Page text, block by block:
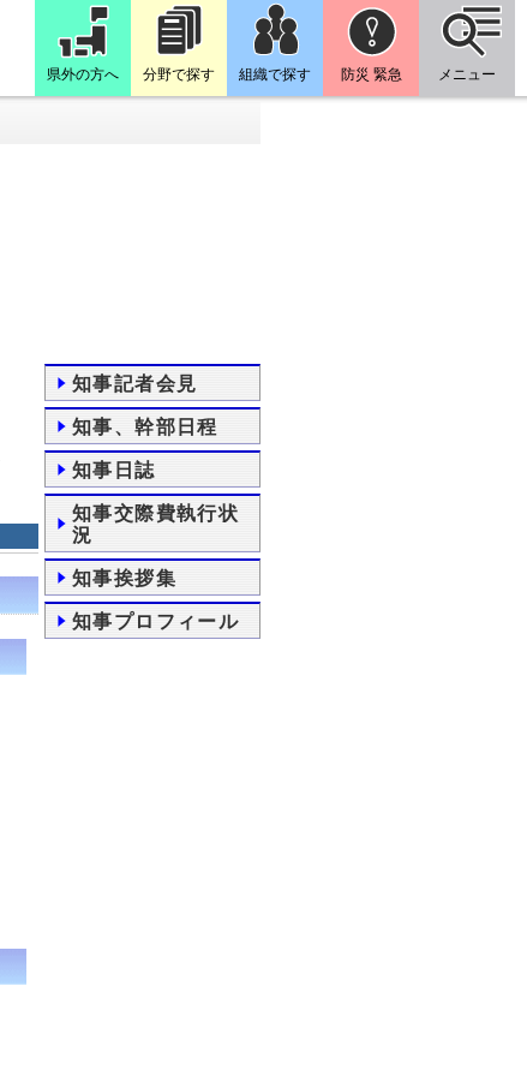
県外の方へ 分野で探す 組織で探す 防災 緊急 メニュー
知事記者会見
知事、幹部日程
知事日誌
知事交際費執行状
況
知事挨拶集
知事プロフィール